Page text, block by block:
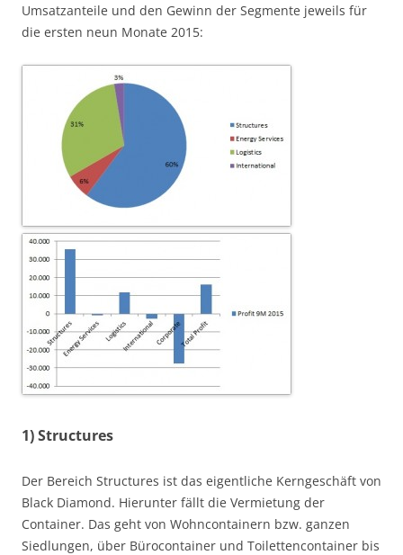
Umsatzanteile und den Gewinn der Segmente jeweils für
die ersten neun Monate 2015:
1) Structures
Der Bereich Structures ist das eigentliche Kerngeschäft von
Black Diamond. Hierunter fällt die Vermietung der
Container. Das geht von Wohncontainern bzw. ganzen
Siedlungen, über Bürocontainer und Toilettencontainer bis